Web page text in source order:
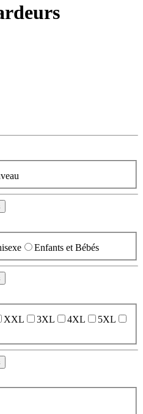
Enfants et Bébés
XXL 3XL 4XL
5XL